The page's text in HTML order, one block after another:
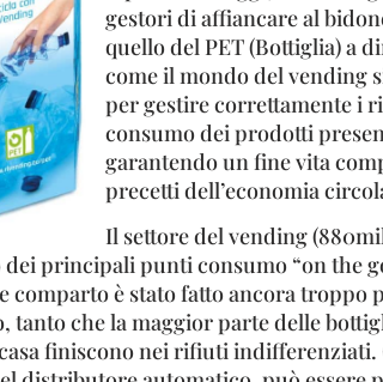
gestori di affiancare al
quello del PET (Bottiglia) a
come il mondo del vending
per gestire correttamente i
consumo dei prodotti
garantendo un fine vita
precetti dell’economia
Il settore del vending
principali punti consumo “on the
comparto è stato fatto ancora troppo
tanto che la maggior parte delle
finiscono nei rifiuti indifferenziati.